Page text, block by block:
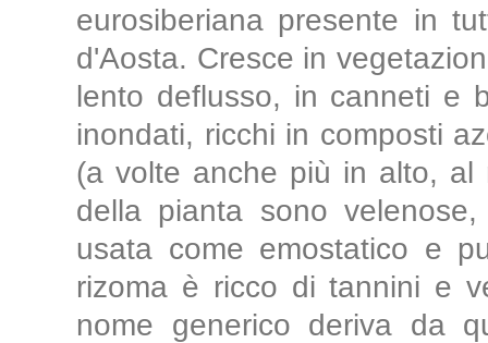
eurosiberiana presente in
d'Aosta. Cresce in
lento deflusso, in canneti e
inondati, ricchi in composti
(a volte anche più in alto, al
della pianta sono
usata come emostatico e
rizoma è ricco di tannini e
nome generico deriva da